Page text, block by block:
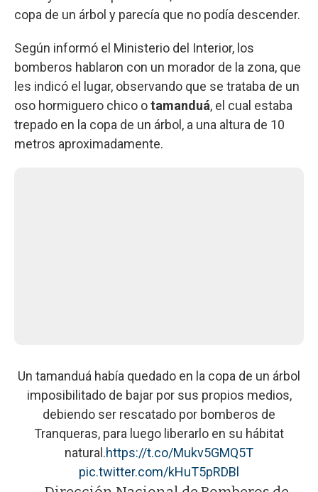
copa de un árbol y parecía que no podía descender.
Según informó el Ministerio del Interior, los
bomberos hablaron con un morador de la zona, que
les indicó el lugar, observando que se trataba de un
oso hormiguero chico otamanduá, el cual estaba
trepado en la copa de un árbol, a una altura de 10
metros aproximadamente.
Un tamanduá había quedado en la copa de un árbol
imposibilitado de bajar por sus propios medios,
debiendo ser rescatado por bomberos de
Tranqueras, para luego liberarlo en su hábitat
natural.https://t.co/Mukv5GMQ5T
pic.twitter.com/kHuT5pRDBl